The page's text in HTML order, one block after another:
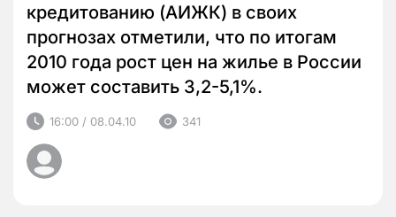
кредитованию (АИЖК) в своих
прогнозах отметили, что по итогам
2010 года рост цен на жилье в России
может составить 3,2-5,1%.
16:00 / 08.04.10 341